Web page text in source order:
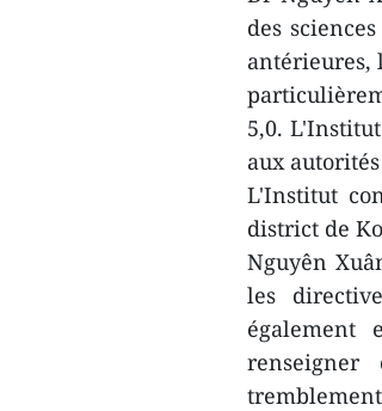
des
antérieures,
5,0.
aux
L'Institut
district de
Nguyên
les
également